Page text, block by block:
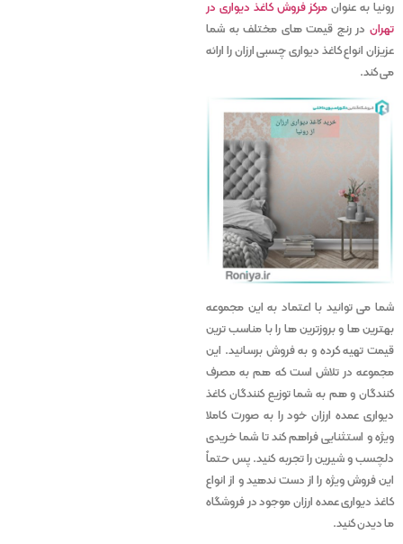
رونیا به عنوان مرکز فروش کاغذ دیواری در
تهران در رنج قیمت های مختلف به شما
عزیزان انواع کاغذ دیواری چسبی ارزان را ارائه
می کند.
شما می توانید با اعتماد به این مجموعه
بهترین ها و بروزترین ها را با مناسب ترین
قیمت تهیه کرده و به فروش برسانید. این
مجموعه در تلاش است که هم به مصرف
کنندگان و هم به شما توزیع کنندگان کاغذ
دیواری عمده ارزان خود را به صورت کاملا
ویژه و استثنایی فراهم کند تا شما خریدی
دلچسب و شیرین را تجربه کنید. پس حتماً
این فروش ویژه را از دست ندهید و از انواع
کاغذ دیواری عمده ارزان موجود در فروشگاه
ما دیدن کنید.